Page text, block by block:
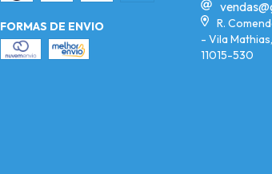
FORMAS DE ENVIO
R.
- Vila
11015-530